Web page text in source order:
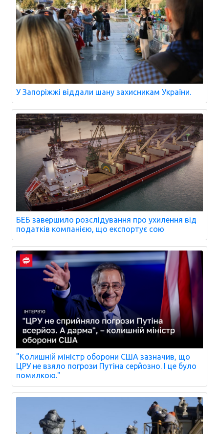
У Запоріжжі віддали шану захисникам України.
БЕБ завершило розслідування про ухилення від
податків компанією, що експортує сою
"Колишній міністр оборони США зазначив, що
ЦРУ не взяло погрози Путіна серйозно. І це було
помилкою."